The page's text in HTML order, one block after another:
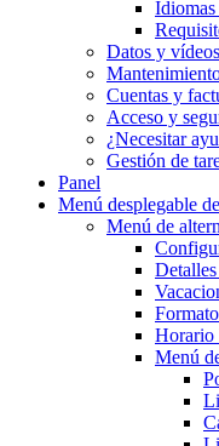
Datos y
Cuentas y
Acceso y
¿Necesitar
Gestión de
Panel
Menú desplegable
Menú de
Horario
Menú